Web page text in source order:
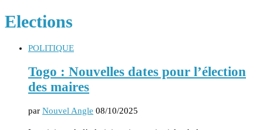
Elections
POLITIQUE
Togo : Nouvelles dates pour l’élection
des maires
par Nouvel Angle 08/10/2025